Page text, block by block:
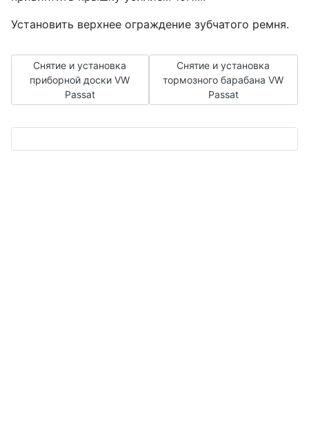
Установить верхнее ограждение зубчатого ремня.
Предыдущий: Снятие и установка приборной доски VW
Снятие и установка
приборной доски VW
Passat
Следующий: Снятие и
Снятие и установка
тормозного барабана VW
Passat